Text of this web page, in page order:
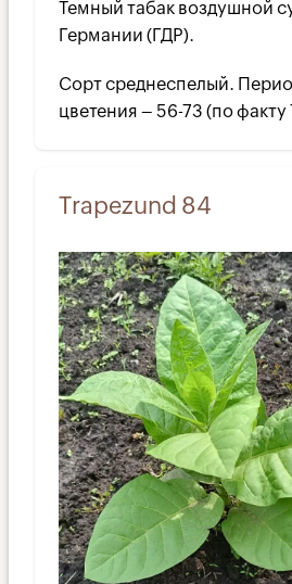
Темный табак воздушной
Германии (ГДР).
Сорт среднеспелый.
цветения – 56-73 (по факту
Trapezund 84